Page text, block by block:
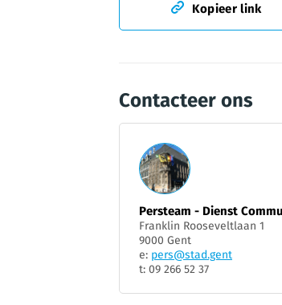
Kopieer link
Contacteer ons
Persteam - Dienst
Franklin Rooseveltlaan 1
9000 Gent
e: pers@stad.gent
t: 09 266 52 37